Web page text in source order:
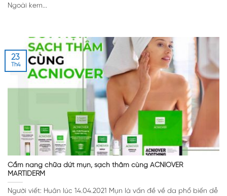
Ngoài kem...
Cẩm nang chữa dứt mụn, sạch thâm cùng ACNIOVER
MARTIDERM
Người viết: Huân lúc 14.04.2021 Mụn là vấn đề về da phổ biến dễ
23
Th4